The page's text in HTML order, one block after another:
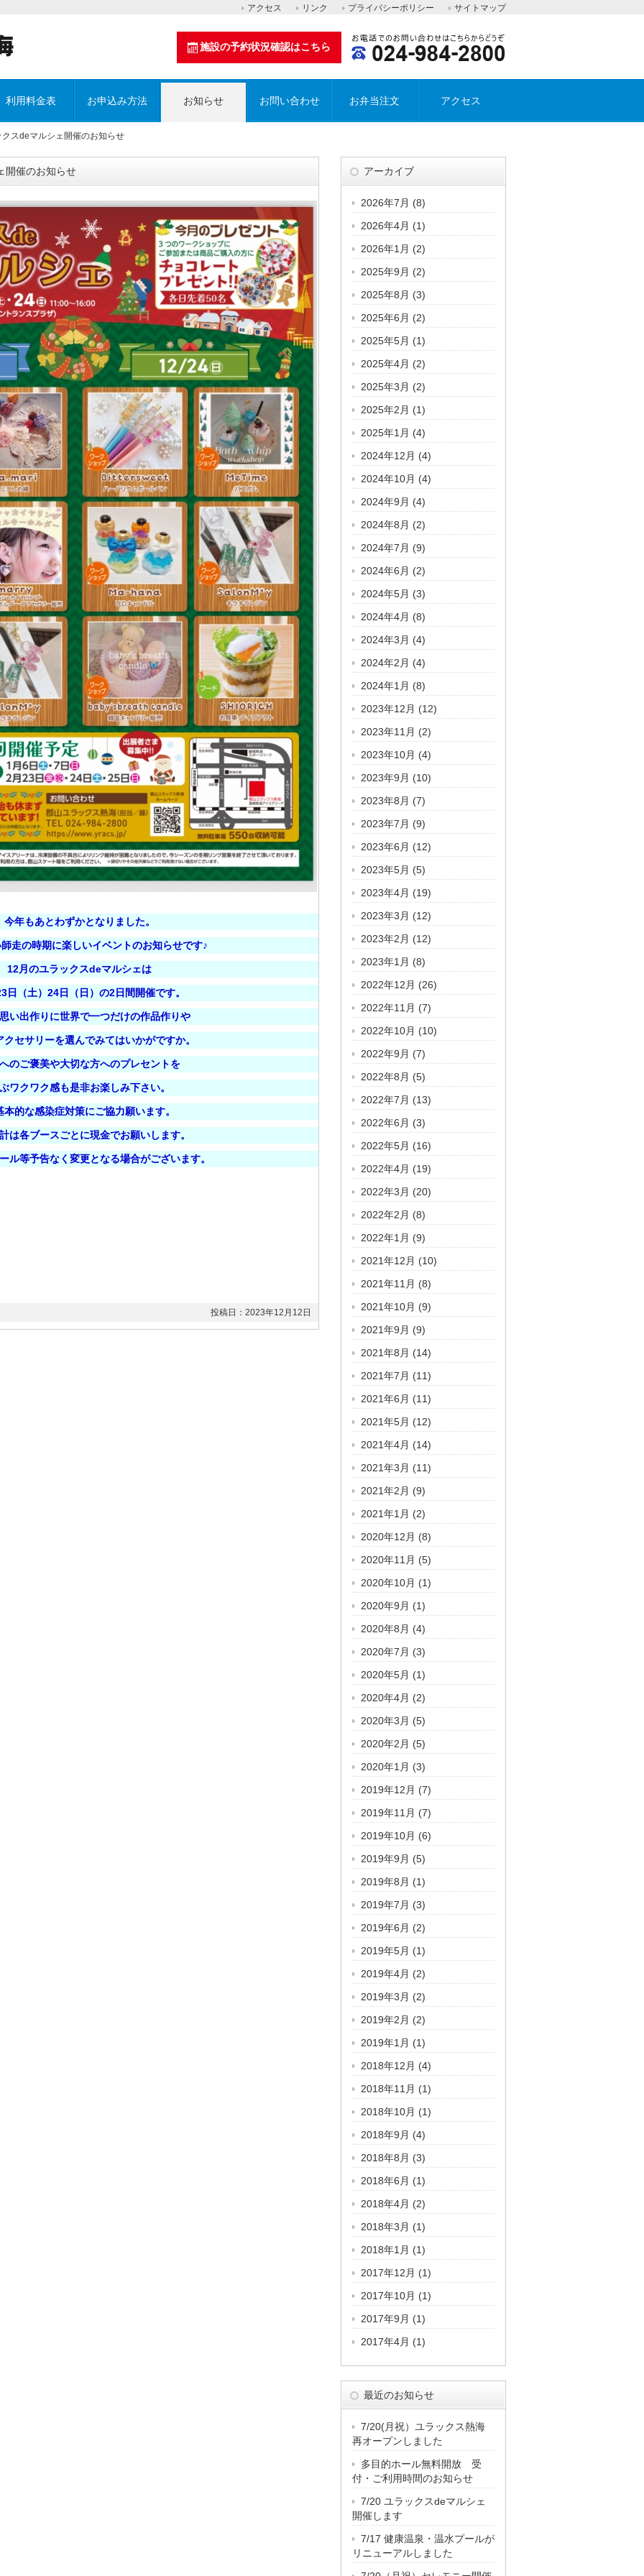
アクセス リンク プライバシーポリシー サイトマップ
施設の予約状況確認はこちら
利用料金表 お申込み方法 お知らせ お問い合わせ お弁当注文 アクセス
スdeマルシェ開催のお知らせ
開催のお知らせ
今年もあとわずかとなりました。
走の時期に楽しいイベントのお知らせです♪
12月のユラックスdeマルシェは
日（土）24日（日）の2日間開催です。
い出作りに世界で一つだけの作品作りや
クセサリーを選んでみてはいかがですか。
のご褒美や大切な方へのプレセントを
ワクワク感も是非お楽しみ下さい。
的な感染症対策にご協力願います。
は各ブースごとに現金でお願いします。
ル等予告なく変更となる場合がございます。
投稿日：2023年12月12日
アーカイブ
2026年7月 (8)
2026年4月 (1)
2026年1月 (2)
2025年9月 (2)
2025年8月 (3)
2025年6月 (2)
2025年5月 (1)
2025年4月 (2)
2025年3月 (2)
2025年2月 (1)
2025年1月 (4)
2024年12月 (4)
2024年10月 (4)
2024年9月 (4)
2024年8月 (2)
2024年7月 (9)
2024年6月 (2)
2024年5月 (3)
2024年4月 (8)
2024年3月 (4)
2024年2月 (4)
2024年1月 (8)
2023年12月 (12)
2023年11月 (2)
2023年10月 (4)
2023年9月 (10)
2023年8月 (7)
2023年7月 (9)
2023年6月 (12)
2023年5月 (5)
2023年4月 (19)
2023年3月 (12)
2023年2月 (12)
2023年1月 (8)
2022年12月 (26)
2022年11月 (7)
2022年10月 (10)
2022年9月 (7)
2022年8月 (5)
2022年7月 (13)
2022年6月 (3)
2022年5月 (16)
2022年4月 (19)
2022年3月 (20)
2022年2月 (8)
2022年1月 (9)
2021年12月 (10)
2021年11月 (8)
2021年10月 (9)
2021年9月 (9)
2021年8月 (14)
2021年7月 (11)
2021年6月 (11)
2021年5月 (12)
2021年4月 (14)
2021年3月 (11)
2021年2月 (9)
2021年1月 (2)
2020年12月 (8)
2020年11月 (5)
2020年10月 (1)
2020年9月 (1)
2020年8月 (4)
2020年7月 (3)
2020年5月 (1)
2020年4月 (2)
2020年3月 (5)
2020年2月 (5)
2020年1月 (3)
2019年12月 (7)
2019年11月 (7)
2019年10月 (6)
2019年9月 (5)
2019年8月 (1)
2019年7月 (3)
2019年6月 (2)
2019年5月 (1)
2019年4月 (2)
2019年3月 (2)
2019年2月 (2)
2019年1月 (1)
2018年12月 (4)
2018年11月 (1)
2018年10月 (1)
2018年9月 (4)
2018年8月 (3)
2018年6月 (1)
2018年4月 (2)
2018年3月 (1)
2018年1月 (1)
2017年12月 (1)
2017年10月 (1)
2017年9月 (1)
2017年4月 (1)
最近のお知らせ
7/20(月祝）ユラックス熱海
再オープンしました
多目的ホール無料開放 受
付・ご利用時間のお知らせ
7/20 ユラックスdeマルシェ
開催します
7/17 健康温泉・温水プールが
リニューアルしました